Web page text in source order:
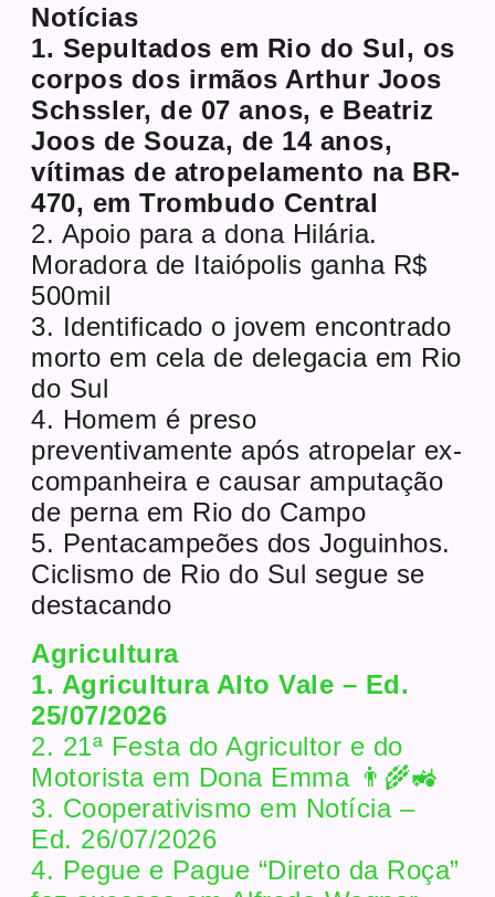
Notícias
1. Sepultados em Rio do Sul, os
corpos dos irmãos Arthur Joos
Schssler, de 07 anos, e Beatriz
Joos de Souza, de 14 anos,
vítimas de atropelamento na BR-
470, em Trombudo Central
2. Apoio para a dona Hilária.
Moradora de Itaiópolis ganha R$
500mil
3. Identificado o jovem encontrado
morto em cela de delegacia em Rio
do Sul
4. Homem é preso
preventivamente após atropelar ex-
companheira e causar amputação
de perna em Rio do Campo
5. Pentacampeões dos Joguinhos.
Ciclismo de Rio do Sul segue se
destacando
Agricultura
1. Agricultura Alto Vale – Ed.
25/07/2026
2. 21ª Festa do Agricultor e do
Motorista em Dona Emma 👨‍🌾🚜
3. Cooperativismo em Notícia –
Ed. 26/07/2026
4. Pegue e Pague “Direto da Roça”